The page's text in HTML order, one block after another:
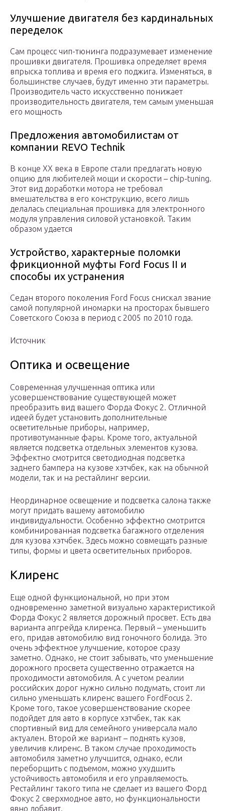
Улучшение двигателя без кардинальных
переделок
Сам процесс чип-тюнинга подразумевает изменение
прошивки двигателя. Прошивка определяет время
впрыска топлива и время его поджига. Изменяться, в
большинстве случаев, будут именно эти параметры.
Производитель часто искусственно понижает
производительность двигателя, тем самым уменьшая
его мощность
Предложения автомобилистам от
компании REVO Technik
В конце XX века в Европе стали предлагать новую
опцию для любителей мощи и скорости – chip-tuning.
Этот вид доработки мотора не требовал
вмешательства в его конструкцию, всего лишь
делалась специальная прошивка для электронного
модуля управления силовой установкой. Таким
образом удается
Устройство, характерные поломки
фрикционной муфты Ford Focus II и
способы их устранения
Седан второго поколения Ford Focus снискал звание
самой популярной иномарки на просторах бывшего
Советского Союза в период с 2005 по 2010 года.
Источник
Оптика и освещение
Современная улучшенная оптика или
усовершенствование существующей может
преобразить вид вашего Форда Фокус 2. Отличной
идеей будет установить дополнительные
осветительные приборы, например,
противотуманные фары. Кроме того, актуальной
является подсветка отдельных элементов кузова.
Эффектно смотрится светодиодная подсветка
заднего бампера на кузове хэтчбек, как на обычной
модели, так и на рестайлинг версии.
Неординарное освещение и подсветка салона также
могут придать вашему автомобилю
индивидуальности. Особенно эффектно смотрится
комбинированная подсветка багажного отделения
для кузова хэтчбек. Здесь можно совмещать разные
типы, формы и цвета осветительных приборов.
Клиренс
Еще одной функциональной, но при этом
одновременно заметной визуально характеристикой
Форда Фокус 2 является дорожный просвет. Есть два
варианта апгрейда клиренса. Первый – уменьшить
его, придав автомобилю вид гоночного болида. Это
очень эффектное улучшение, которое сразу
заметно. Однако, не стоит забывать, что уменьшение
дорожного просвета существенно отражается на
проходимости автомобиля. А с учетом реалии
российских дорог нужно сильно подумать, стоит ли
сильно уменьшать клиренс вашего FordFocus 2.
Кроме того, такое усовершенствование скорее
подойдет для авто в корпусе хэтчбек, так как
спортивный вид для семейного универсала мало
актуален. Второй же вариант – поднять кузов,
увеличив клиренс. В таком случае проходимость
автомобиля заметно улучшится, однако, если
переборщить с подъемом, можно ухудшить
устойчивость автомобиля и его управляемость.
Рестайлинг такого типа не сделает из вашего Форд
Фокус 2 сверхмодное авто, но функциональности
явно добавит.